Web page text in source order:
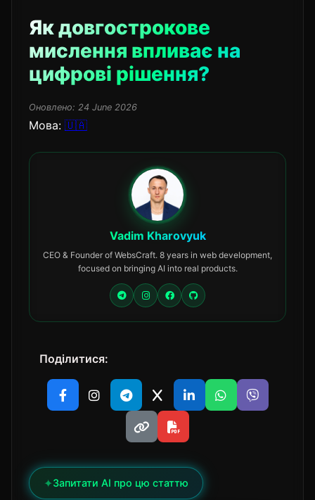
Як довгострокове
мислення впливає на
цифрові рішення?
Оновлено: 24 June 2026
Мова: 🇺🇦
Vadim Kharovyuk
CEO & Founder of WebsCraft. 8 years in web development,
focused on bringing AI into real products.
Поділитися:
✦Запитати AI про цю статтю